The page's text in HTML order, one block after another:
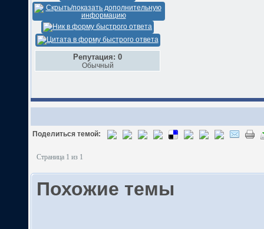
Репутация: 0
Обычный
Поделиться темой:
Страница 1 из 1
Похожие темы